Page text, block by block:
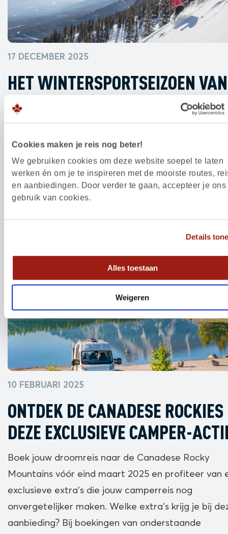
Cookies maken je reis nog beter!
We gebruiken cookies om deze website soepel te laten
werken én om je te inspireren met de mooiste routes,
en aanbiedingen. Door verder te gaan, accepteer je ons
gebruik van cookies.
Details
Alles toestaan
Weigeren
17 DECEMBER 2025
HET WINTERSPORTSEIZOEN VAN
EDMONTON & JASPER IS
van skigebied Marmot Basin in Jasper National
weer draaien. Het skigebied, op 20 minuten rijden
Jasper, staat bekend om zijn hoge ligging, droge
poedersneeuw en ontspannen sfeer. Met 91
10 FEBRUARI 2025
ONTDEK DE CANADESE
DEZE EXCLUSIEVE CAMPER-
Boek jouw droomreis naar de Canadese Rocky
Mountains vóór eind maart 2025 en profiteer van
exclusieve extra’s die jouw camperreis nog
onvergetelijker maken. Welke extra’s krijg je bij
aanbieding? Bij boekingen van onderstaande